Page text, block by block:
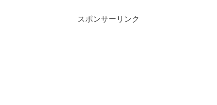
スポンサーリンク